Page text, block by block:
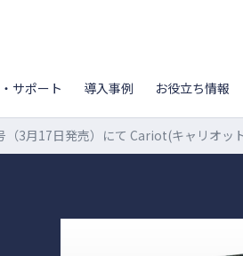
サポート 導入事例 お役立ち情報
3月17日発売）にて Cariot(キャリオッ